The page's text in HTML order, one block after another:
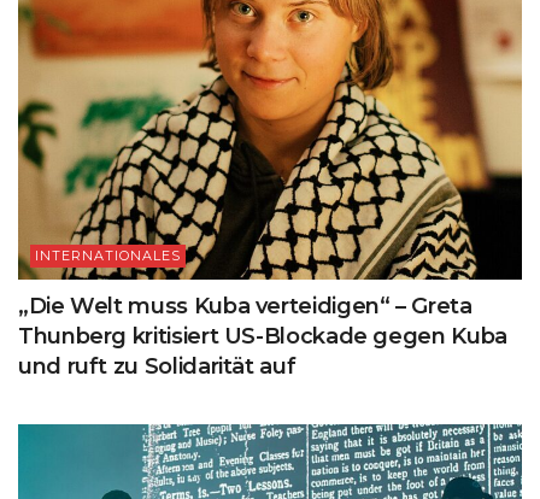
INTERNATIONALES
„Die Welt muss Kuba verteidigen“ – Greta
Thunberg kritisiert US-Blockade gegen Kuba
und ruft zu Solidarität auf